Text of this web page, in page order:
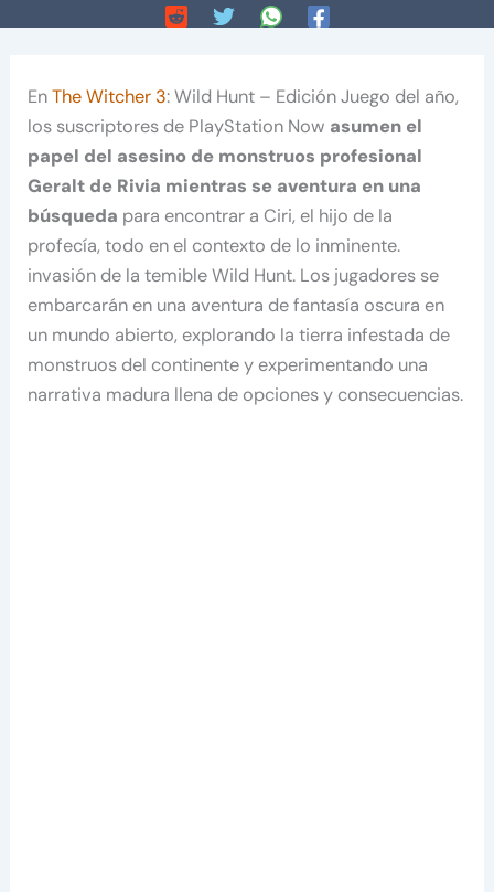
EnThe Witcher 3: Wild Hunt – Edición Juego del año,
los suscriptores de PlayStation Now asumen el
papel del asesino de monstruos profesional
Geralt de Rivia mientras se aventura en una
búsqueda para encontrar a Ciri, el hijo de la
profecía, todo en el contexto de lo inminente.
invasión de la temible Wild Hunt. Los jugadores se
embarcarán en una aventura de fantasía oscura en
un mundo abierto, explorando la tierra infestada de
monstruos del continente y experimentando una
narrativa madura llena de opciones y consecuencias.